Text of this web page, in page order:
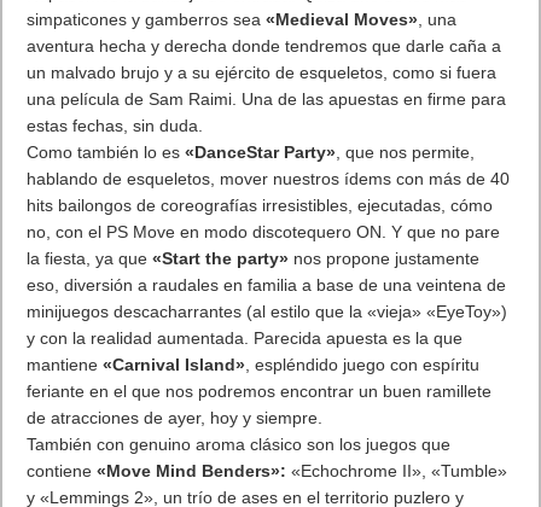
adeptos. Y en esta última entrega no defraudan a sus
seguidores, al presentar a lostres personajes principales de
la serie, Altaïr Ibn-La’Ahad, Ezio Auditore da Firenze y
Desmond Miles, juntos pero no necesariamente revueltos en
una aventura que nos llevará
en busca detesoros perdidos, bibliotecas míticas y cajas
de Pandora diversas. Un argumento que, un poco a la manera
de «Uncharted 3», es también traspaso de poderes
generacionales, sobre todo por parte delcincuentón Ezio, y
que igualmente retoma su esencia batalladora y explosiva
(habrá más de 300 tipos de bombas a nuestra disposición
alquimista), con extras como un mejorado modo
multijugadorcon mayor variedad demapas, personajes y
modos de juegoy, cómo no, una edición especial a la altura
de las circunstancias. Pero lo que de verdad asombra y pasma
son losescenarios, con una antigua Estambul majestuosa
dividida en sus cuatro distritos principales (Constantino,
Beyazid, Imperial y Galata), más Capadocia de propina, y
esas vistas desde las alturas de Santa Sofía gracias al